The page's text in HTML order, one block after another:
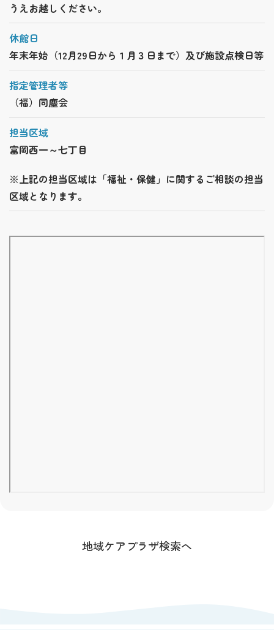
うえお越しください。
休館日
年末年始（12月29日から１月３日まで）及び施設点検日等
指定管理者等
（福）同塵会
担当区域
富岡西一～七丁目
※上記の担当区域は「福祉・保健」に関するご相談の担当
区域となります。
地域ケアプラザ検索へ